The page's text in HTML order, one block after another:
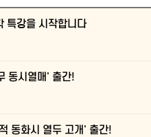
특강을 시작합니다
동시열매' 출간!
동화시 열두 고개' 출간!